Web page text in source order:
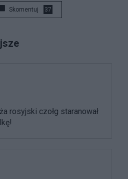
Skomentuj 37
rosyjski czołg staranował